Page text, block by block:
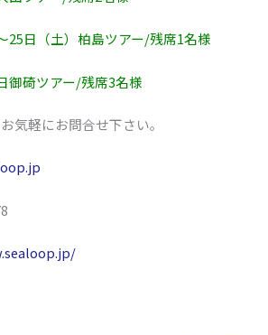
日（土）柏島ツアー/残席1名様
御碕ツアー/残席3名様
気軽にお問合せ下さい。